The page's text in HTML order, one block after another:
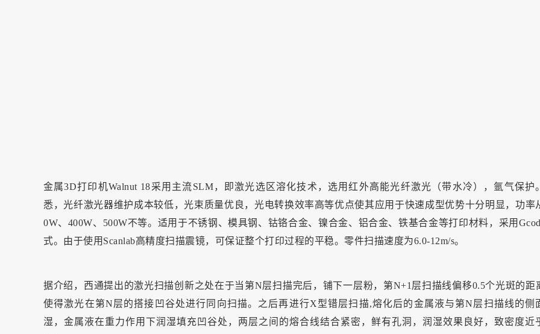
金属3D打印机Walnut 18采用主流SLM，即激光选区溶化技术，选用红外高能光纤激光（带水冷），氩气保护
悉，光纤激光器维护成本较低，光束质量优良，光电转换效率高等优点使其应用于快速成型优势十分明显，功率
0W、400W、500W不等。适用于不锈钢、模具钢、钴铬合金、镍合金、铝合金、铁基合金等打印材料，采用
式。由于使用Scanlab高精度扫描震镜，可保证整个打印过程的平稳。零件扫描速度为6.0-12m/s。
据介绍，西通提出的激光扫描创新之处在于当第N层扫描完后，铺下一层粉，第N+1层扫描线偏移0.5个光斑的距
使得激光在第N层的搭接凹谷处进行同向扫描。之后再进行X型错层扫描,熔化后的金属液与第N层扫描线的侧
湿，金属液在重力作用下润湿填充凹谷处，两层之间的熔合线结合紧密，鲜有孔洞，润湿效果良好，致密度近